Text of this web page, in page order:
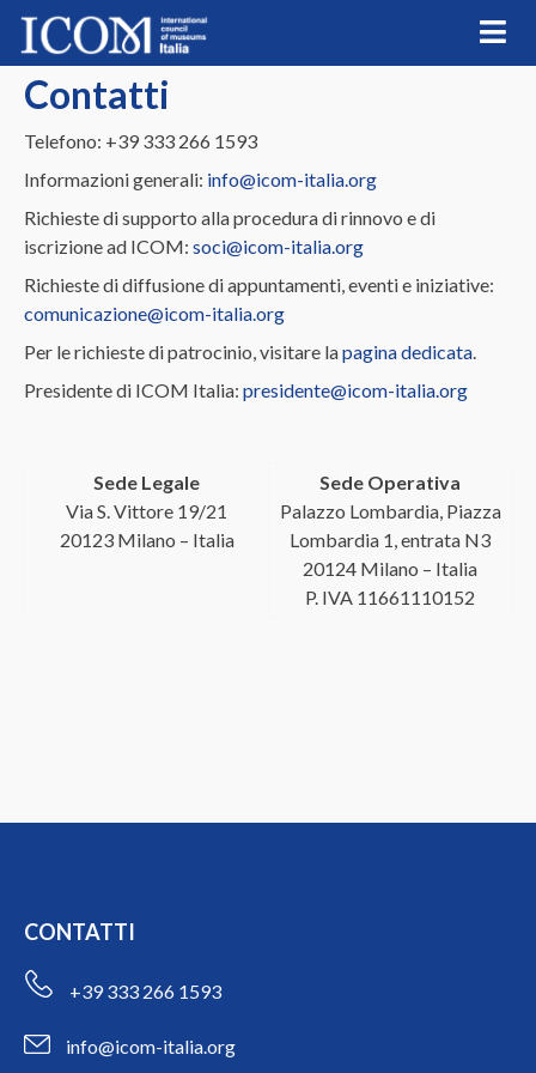
Skip
content
Contatti
Telefono: +39 333 266 1593
Informazioni generali: info@icom-italia.org
Richieste di supporto alla procedura di rinnovo e di
iscrizione ad ICOM: soci@icom-italia.org
Richieste di diffusione di appuntamenti, eventi e iniziative:
comunicazione@icom-italia.org
Per le richieste di patrocinio, visitare lapagina dedicata.
Presidente di ICOM Italia: presidente@icom-italia.org
Sede Legale
Via S. Vittore 19/21
20123 Milano – Italia
Sede Operativa
Palazzo Lombardia, Piazza
Lombardia 1, entrata N3
20124 Milano – Italia
P. IVA 11661110152
CONTATTI
+39 333 266 1593
info@icom-italia.org